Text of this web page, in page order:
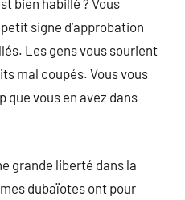
bien habillé ? Vous
signe d’approbation
Les gens vous sourient
mal coupés. Vous vous
que vous en avez dans
grande liberté dans la
dubaïotes ont pour